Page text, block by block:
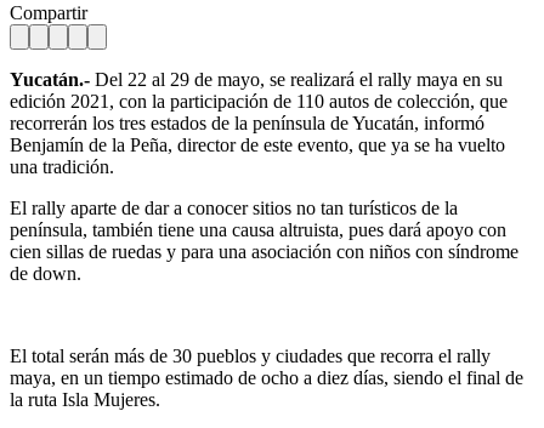
Compartir
Yucatán.- Del 22 al 29 de mayo, se realizará el rally maya en su
edición 2021, con la participación de 110 autos de colección, que
recorrerán los tres estados de la península de Yucatán, informó
Benjamín de la Peña, director de este evento, que ya se ha vuelto
una tradición.
El rally aparte de dar a conocer sitios no tan turísticos de la
península, también tiene una causa altruista, pues dará apoyo con
cien sillas de ruedas y para una asociación con niños con síndrome
de down.
El total serán más de 30 pueblos y ciudades que recorra el rally
maya, en un tiempo estimado de ocho a diez días, siendo el final de
la ruta Isla Mujeres.